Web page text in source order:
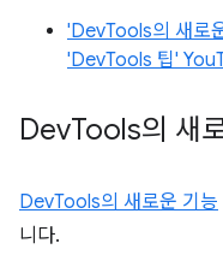
'DevTools의 새로
'DevTools 팁'
DevTools의 새
DevTools의 새로운 기능
니다.